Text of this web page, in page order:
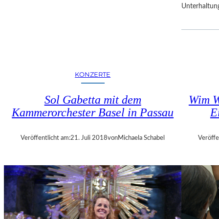
R
E
L
E
KONZERTE
Sol Gabetta mit dem
Kammerorchester Basel in Passau
Veröffentlicht am:21. Juli 2018vonMichaela Schabel
Wim